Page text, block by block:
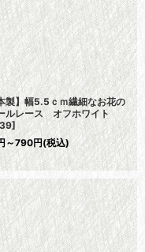
製】幅5.5ｃｍ繊細なお花の
ルレース オフホワイト
]
～790円(税込)